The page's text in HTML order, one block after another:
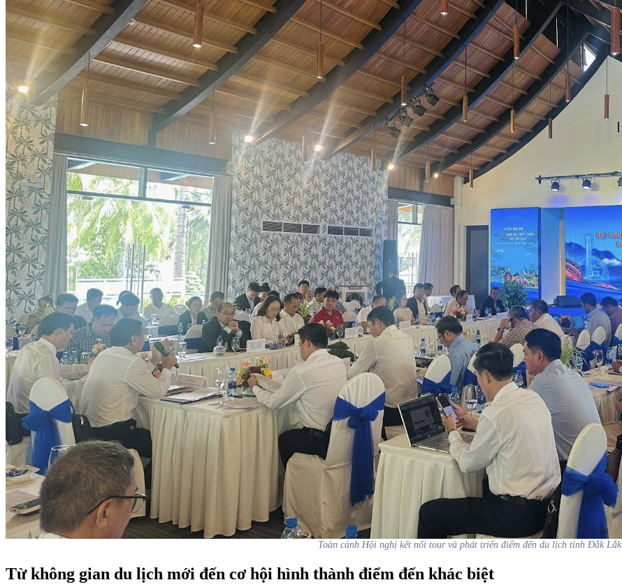
Toàn cảnh Hội nghị kết nối tour và phát triển điểm đến du lịch tỉnh Đắk Lắk
Từ không gian du lịch mới đến cơ hội hình thành điểm đến khác biệt